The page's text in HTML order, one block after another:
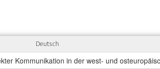
Deutsch
Kommunikation in der west- und